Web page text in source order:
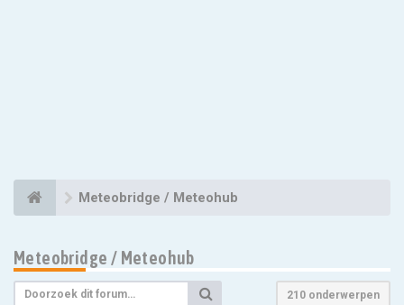
Meteobridge / Meteohub
Meteobridge / Meteohub
210 onderwerpen